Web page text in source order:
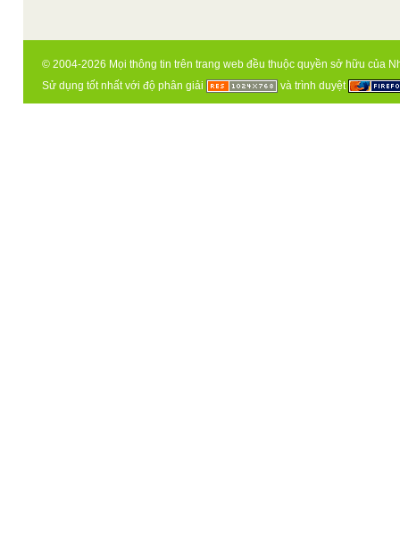
© 2004-2026 Mọi thông tin trên trang web đều thuộc quyền sở hữu của
Sử dụng tốt nhất với độ phân giải
và trình duyệt